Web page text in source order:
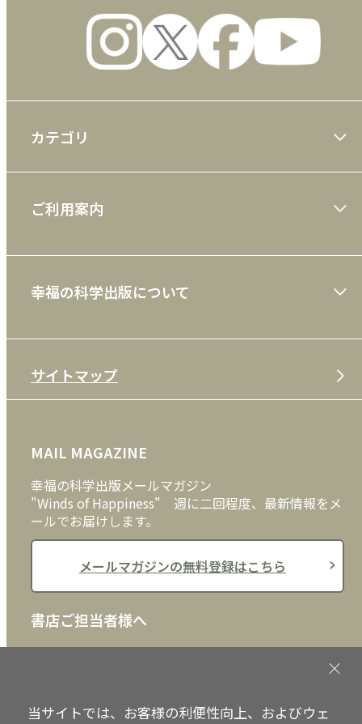
カテゴリ
雑誌
CD
DVD・ブルーレイ
外国語
ご利用案内
利用規約
特定商取引法
プライバシーポリシー
クッキーポリシー
幸福の科学出版について
メディア・ライブラリー
サイトマップ
MAIL MAGAZINE
幸福の科学出版メールマガジン
"Winds of Happiness" 週に二回程度、最新情報をメ
ールでお届けします。
メールマガジンの無料登録はこちら
書店ご担当者様へ
書店様向けに、注文書、店頭用POPなどをご用意して
当サイトでは、お客様の利便性向上、およびウェ